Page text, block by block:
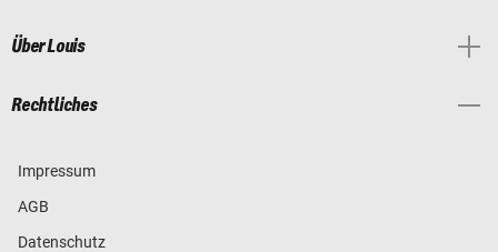
Über Louis
Rechtliches
Impressum
AGB
Datenschutz